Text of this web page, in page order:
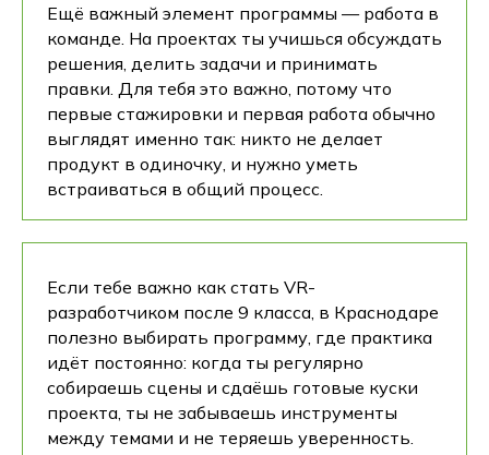
Ещё важный элемент программы — работа в
команде. На проектах ты учишься обсуждать
решения, делить задачи и принимать
правки. Для тебя это важно, потому что
первые стажировки и первая работа обычно
выглядят именно так: никто не делает
продукт в одиночку, и нужно уметь
встраиваться в общий процесс.
Если тебе важно как стать VR-
разработчиком после 9 класса, в Краснодаре
полезно выбирать программу, где практика
идёт постоянно: когда ты регулярно
собираешь сцены и сдаёшь готовые куски
проекта, ты не забываешь инструменты
между темами и не теряешь уверенность.